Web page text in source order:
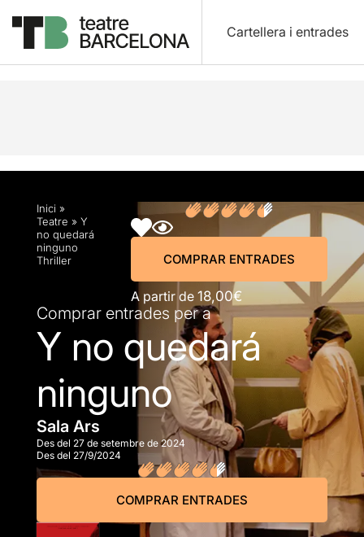
Cartellera i entrades
Descripció Horaris Fitxa artística Fotos i
Inici »
Teatre » Y
no quedará
ninguno
Thriller
A partir de 18,00€
COMPRAR ENTRADES
Comprar entrades per a
Y no quedará
ninguno
Sala Ars
Des del 27 de setembre de 2024
Des del 27/9/2024
COMPRAR ENTRADES